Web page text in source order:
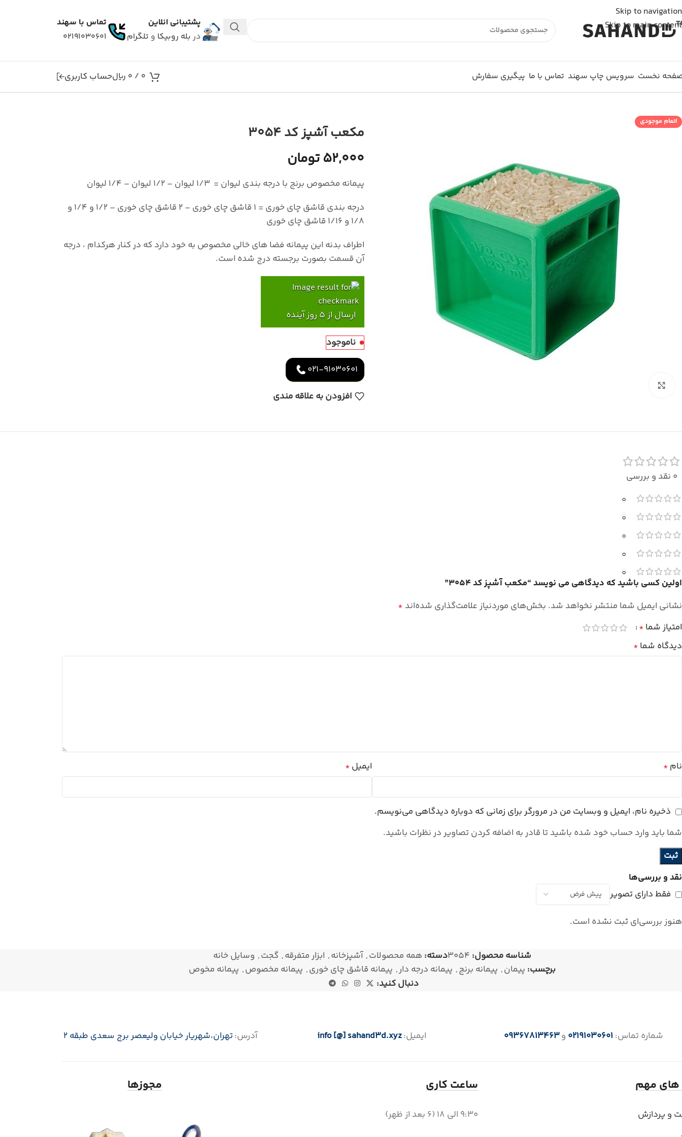
Skip to navigation
Skip to main content
پشتیبانی انلاین
در بله روبیکا و تلگرام
تماس با سهند
۰۲۱۹۱۰۳۰۶۰۱
نخست سرویس چاپ سهند تماس با ما پیگیری سفارش 0
/
0 ریالحساب کاربری
اتمام موجودی
مکعب آشپز کد 3054
52,000 تومان
پیمانه مخصوص برنج با درجه بندی لیوان = 1/3 لیوان – 1/2 لیوان – 1/4 لیوان
درجه بندی قاشق چای خوری = 1 قاشق چای خوری – 2 قاشق چای خوری – 1/2 و 1/4 و
1/8 و 1/16 قاشق چای خوری
اطراف بدنه این پیمانه فضا های خالی مخصوص به خود دارد که در کنار هرکدام ، درجه
آن قسمت بصورت برجسته درج شده است.
ارسال از 5 روز آینده
ناموجود
افزودن به علاقه مندی
0 نقد و بررسی
0
0
0
0
0
نقد و بررسی‌ها
فقط دارای تصویر
هنوز بررسی‌ای ثبت نشده است.
اولین کسی باشید که دیدگاهی می نویسد “مکعب آشپز کد 3054”
نشانی ایمیل شما منتشر نخواهد شد. بخش‌های موردنیاز علامت‌گذاری شده‌اند *
امتیاز شما *
دیدگاه شما *
نام * ایمیل *
ذخیره نام، ایمیل و وبسایت من در مرورگر برای زمانی که دوباره دیدگاهی می‌نویسم.
شما باید وارد حساب خود شده باشید تا قادر به اضافه کردن تصاویر در نظرات باشید.
شناسه محصول: 3054دسته: همه محصولات, آشپزخانه, ابزار متفرقه, گجت, وسایل خانه
برچسب: پیمان, پیمانه برنج, پیمانه درجه دار, پیمانه قاشق چای خوری, پیمانه مخصوص, پیمانه مخوص
دنبال کنید:
آدرس:تهران،‌شهریار خیابان ولیعصر برج سعدی طبقه 2 ایمیل:info [@] sahand3d.xyz شماره تماس: 02191030601 و09367813463
مجوزها ساعت کاری
9:30 الی 18 (6 بعد از ظهر)
های مهم
و پردازش